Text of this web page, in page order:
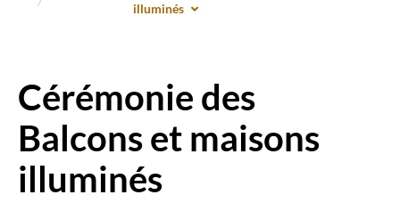
illuminés
Cérémonie des
Balcons et maisons
illuminés